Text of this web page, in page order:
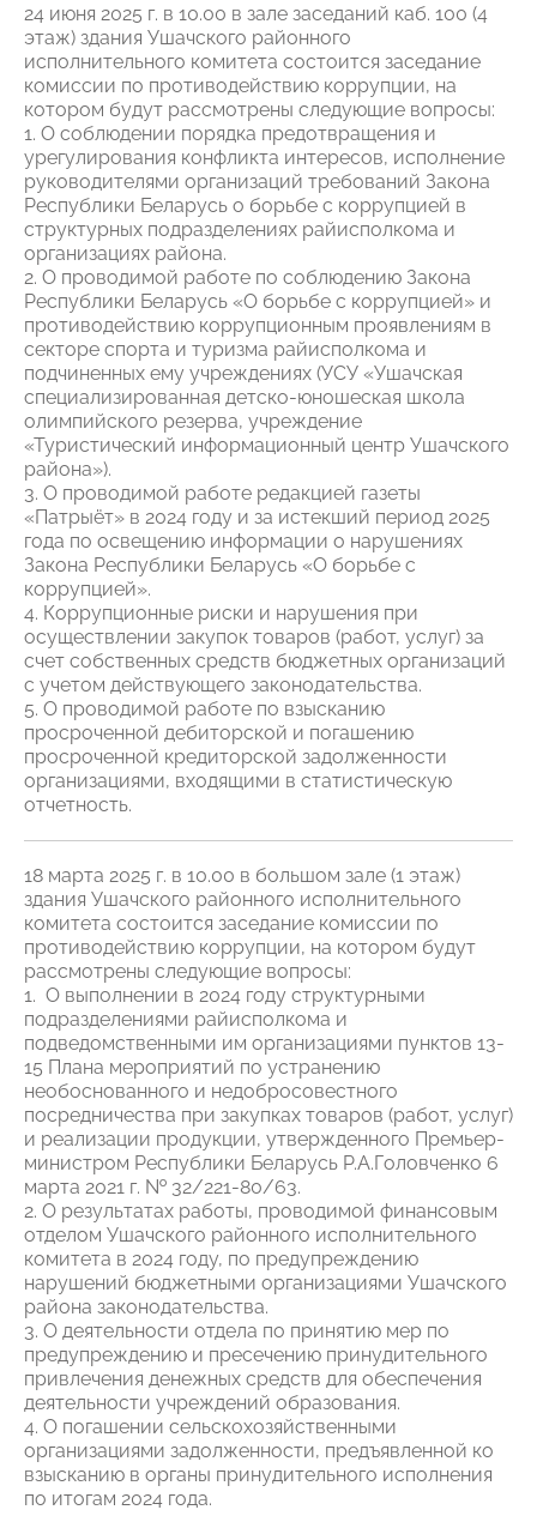
24 июня 2025 г. в 10.00 в зале заседаний каб. 100 (4
этаж) здания Ушачского районного
исполнительного комитета состоится заседание
комиссии по противодействию коррупции, на
котором будут рассмотрены следующие вопросы:
1. О соблюдении порядка предотвращения и
урегулирования конфликта интересов, исполнение
руководителями организаций требований Закона
Республики Беларусь о борьбе с коррупцией в
структурных подразделениях райисполкома и
организациях района.
2. О проводимой работе по соблюдению Закона
Республики Беларусь «О борьбе с коррупцией» и
противодействию коррупционным проявлениям в
секторе спорта и туризма райисполкома и
подчиненных ему учреждениях (УСУ «Ушачская
специализированная детско-юношеская школа
олимпийского резерва, учреждение
«Туристический информационный центр Ушачского
района»).
3. О проводимой работе редакцией газеты
«Патрыёт» в 2024 году и за истекший период 2025
года по освещению информации о нарушениях
Закона Республики Беларусь «О борьбе с
коррупцией».
4. Коррупционные риски и нарушения при
осуществлении закупок товаров (работ, услуг) за
счет собственных средств бюджетных организаций
с учетом действующего законодательства.
5. О проводимой работе по взысканию
просроченной дебиторской и погашению
просроченной кредиторской задолженности
организациями, входящими в статистическую
отчетность.
18 марта 2025 г. в 10.00 в большом зале (1 этаж)
здания Ушачского районного исполнительного
комитета состоится заседание комиссии по
противодействию коррупции, на котором будут
рассмотрены следующие вопросы:
1. О выполнении в 2024 году структурными
подразделениями райисполкома и
подведомственными им организациями пунктов 13-
15 Плана мероприятий по устранению
необоснованного и недобросовестного
посредничества при закупках товаров (работ, услуг)
и реализации продукции, утвержденного Премьер-
министром Республики Беларусь Р.А.Головченко 6
марта 2021 г. № 32/221-80/63.
2. О результатах работы, проводимой финансовым
отделом Ушачского районного исполнительного
комитета в 2024 году, по предупреждению
нарушений бюджетными организациями Ушачского
района законодательства.
3. О деятельности отдела по принятию мер по
предупреждению и пресечению принудительного
привлечения денежных средств для обеспечения
деятельности учреждений образования.
4. О погашении сельскохозяйственными
организациями задолженности, предъявленной ко
взысканию в органы принудительного исполнения
по итогам 2024 года.